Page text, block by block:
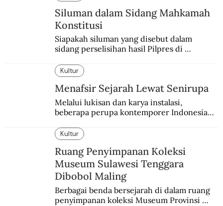
Siluman dalam Sidang Mahkamah
Konstitusi
Siapakah siluman yang disebut dalam
sidang perselisihan hasil Pilpres di
Kultur
Menafsir Sejarah Lewat Senirupa
Melalui lukisan dan karya instalasi,
beberapa perupa kontemporer Indonesia
Indonesia.
Kultur
Ruang Penyimpanan Koleksi
Museum Sulawesi Tenggara
Dibobol Maling
Berbagai benda bersejarah di dalam ruang
penyimpanan koleksi Museum Provinsi